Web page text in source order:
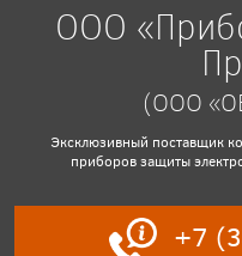
ООО
(ООО
Эксклюзивный поставщик
приборов защиты
+7